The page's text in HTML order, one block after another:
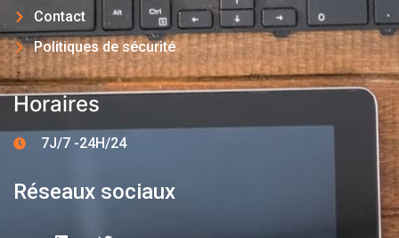
Contact
Politiques de sécurité
Horaires
7J/7 -24H/24
Réseaux sociaux